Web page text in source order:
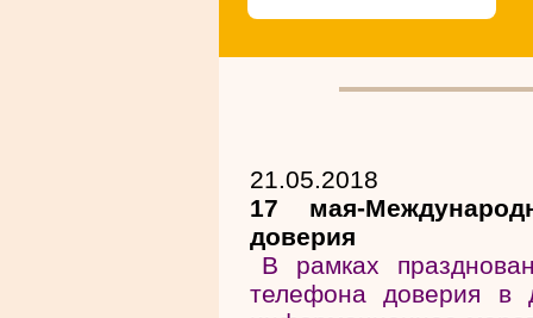
21.05.2018
17 мая-
доверия
В рамках
телефона доверия в